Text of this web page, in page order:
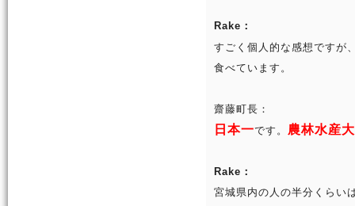
Rake：
すごく個人的な感想ですが
食べています。
齋藤町長：
日本一です。 農林水産
Rake：
宮城県内の人の半分くらい